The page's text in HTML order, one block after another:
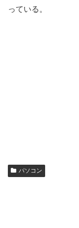
っている。
パソコン